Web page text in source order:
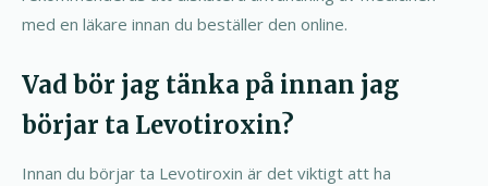
med en läkare innan du beställer den online.
Vad bör jag tänka på innan jag
börjar ta Levotiroxin?
Innan du börjar ta Levotiroxin är det viktigt att ha